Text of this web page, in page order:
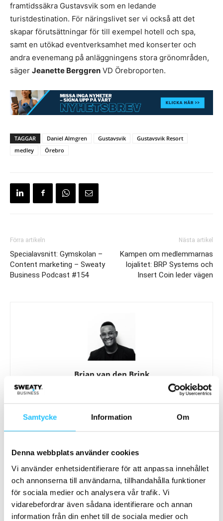
Samtycke Information Om
Denna webbplats använder cookies
Vi använder enhetsidentifierare för att anpassa innehållet
och annonserna till användarna, tillhandahålla funktioner
för sociala medier och analysera vår trafik. Vi
vidarebefordrar även sådana identifierare och annan
information från din enhet till de sociala medier och
framtidssäkra Gustavsvik som en ledande
turistdestination. För näringslivet ser vi också att det
skapar förutsättningar för till exempel hotell och spa,
samt en utökad eventverksamhet med konserter och
andra evenemang på anläggningens stora grönområden,
säger Jeanette Berggren VD Örebroporten.
TAGGAR Daniel Almgren Gustavsvik
Gustavsvik Resort
medley
Örebro
Förra artikeln
Specialavsnitt: Gymskolan –
Content marketing – Sweaty
Business Podcast #154
Nästa artikel
Kampen om medlemmarnas
lojalitet: BRP Systems och
Insert Coin leder vägen
Brian van den Brink
Stockholm/Norr
Medley satsar på onboarding – vill höja